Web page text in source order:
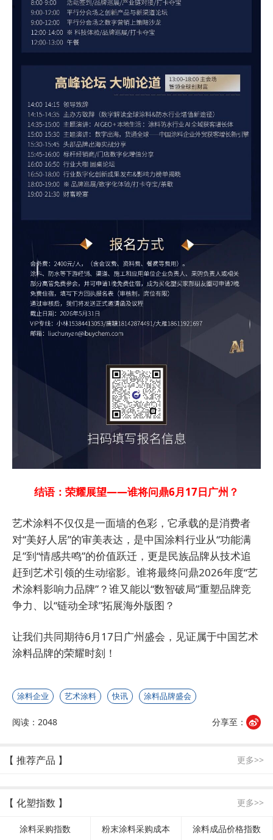
结语：荣耀展望——谁将问鼎6月17日广州？
艺术涂料不仅仅是一面墙的色彩，它承载的是消费者
对“美好人居”的审美表达，是中国涂料行业从“功能满
足”到“情感共鸣”的价值跃迁，更是民族品牌从技术追
赶到艺术引领的生动缩影。谁将最终问鼎2026年度“艺
术涂料影响力品牌”？谁又能以“数智破局”重塑品牌竞
争力、以“链动全球”拓展海外版图？
让我们共同期待6月17日广州盛会，见证属于中国艺术
涂料品牌的荣耀时刻！
涂料企业 艺术涂料 快讯 涂料品牌盛会
阅读：2048 分享至：
【 推荐产品 】 更多>>
【 化塑指数 】 更多>>
涂料采购指数 粉末涂料采购成本 涂料成品价格指数